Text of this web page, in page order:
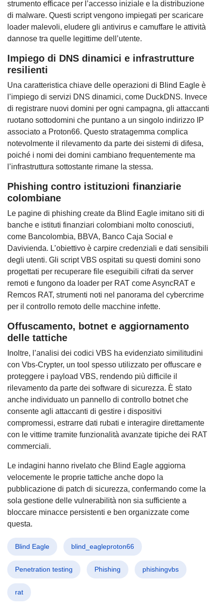
strumento efficace per l’accesso iniziale e la distribuzione
di malware. Questi script vengono impiegati per scaricare
loader malevoli, eludere gli antivirus e camuffare le attività
dannose tra quelle legittime dell’utente.
Impiego di DNS dinamici e infrastrutture
resilienti
Una caratteristica chiave delle operazioni di Blind Eagle è
l’impiego di servizi DNS dinamici, come DuckDNS. Invece
di registrare nuovi domini per ogni campagna, gli attaccanti
ruotano sottodomini che puntano a un singolo indirizzo IP
associato a Proton66. Questo stratagemma complica
notevolmente il rilevamento da parte dei sistemi di difesa,
poiché i nomi dei domini cambiano frequentemente ma
l’infrastruttura sottostante rimane la stessa.
Phishing contro istituzioni finanziarie
colombiane
Le pagine di phishing create da Blind Eagle imitano siti di
banche e istituti finanziari colombiani molto conosciuti,
come Bancolombia, BBVA, Banco Caja Social e
Davivienda. L’obiettivo è carpire credenziali e dati sensibili
degli utenti. Gli script VBS ospitati su questi domini sono
progettati per recuperare file eseguibili cifrati da server
remoti e fungono da loader per RAT come AsyncRAT e
Remcos RAT, strumenti noti nel panorama del cybercrime
per il controllo remoto delle macchine infette.
Offuscamento, botnet e aggiornamento
delle tattiche
Inoltre, l’analisi dei codici VBS ha evidenziato similitudini
con Vbs-Crypter, un tool spesso utilizzato per offuscare e
proteggere i payload VBS, rendendo più difficile il
rilevamento da parte dei software di sicurezza. È stato
anche individuato un pannello di controllo botnet che
consente agli attaccanti di gestire i dispositivi
compromessi, estrarre dati rubati e interagire direttamente
con le vittime tramite funzionalità avanzate tipiche dei RAT
commerciali.
Le indagini hanno rivelato che Blind Eagle aggiorna
velocemente le proprie tattiche anche dopo la
pubblicazione di patch di sicurezza, confermando come la
sola gestione delle vulnerabilità non sia sufficiente a
bloccare minacce persistenti e ben organizzate come
questa.
Blind Eagle blind_eagleproton66
Penetration testing Phishing phishingvbs
rat